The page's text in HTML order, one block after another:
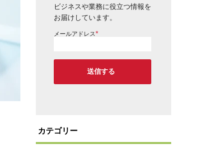
ビジネスや業務に役立つ情報を
お届けしています。
メールアドレス*
カテゴリー